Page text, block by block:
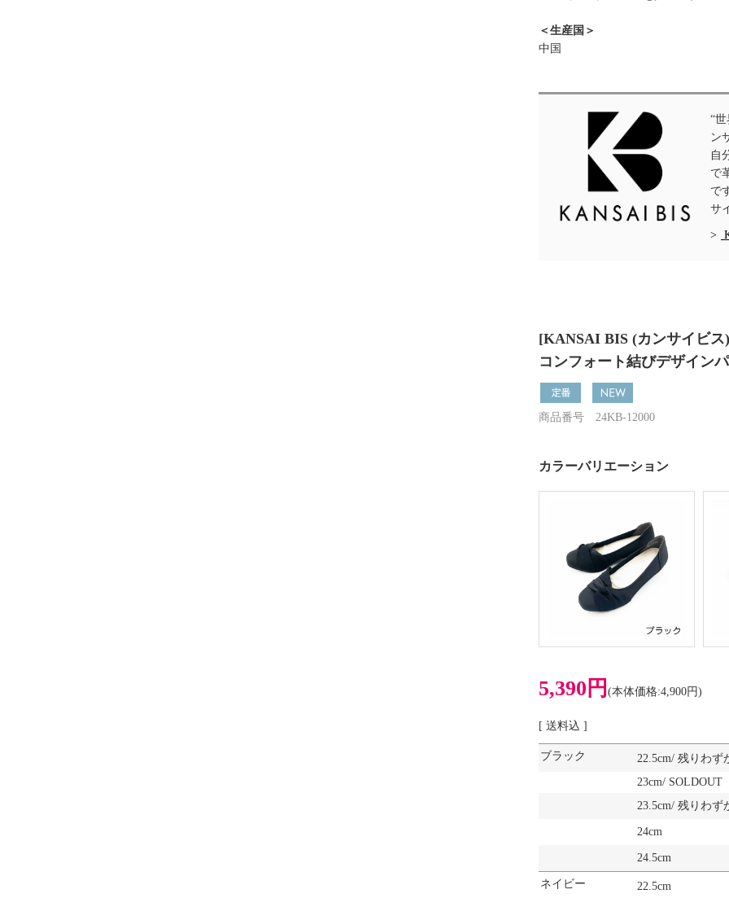
＜生産国＞
中国
“
ン
自
で
で
サ
[KANSAI BIS (カンサイビス
コンフォート結びデザイン
商品番号 24KB-12000
カラーバリエーション
5,390円 (本体価格:4,900円)
[ 送料込 ]
ブラック
22.5cm/ 残りわず
23cm/ SOLDOUT
23.5cm/ 残りわず
24cm
24.5cm
ネイビー 22.5cm